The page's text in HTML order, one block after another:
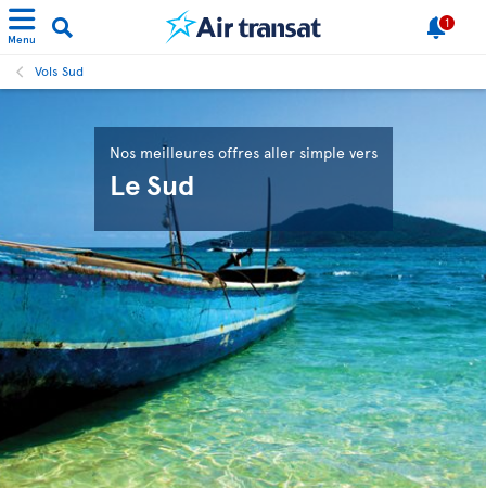
Menu
1
Vols Sud
Nos meilleures offres aller simple vers
Le Sud